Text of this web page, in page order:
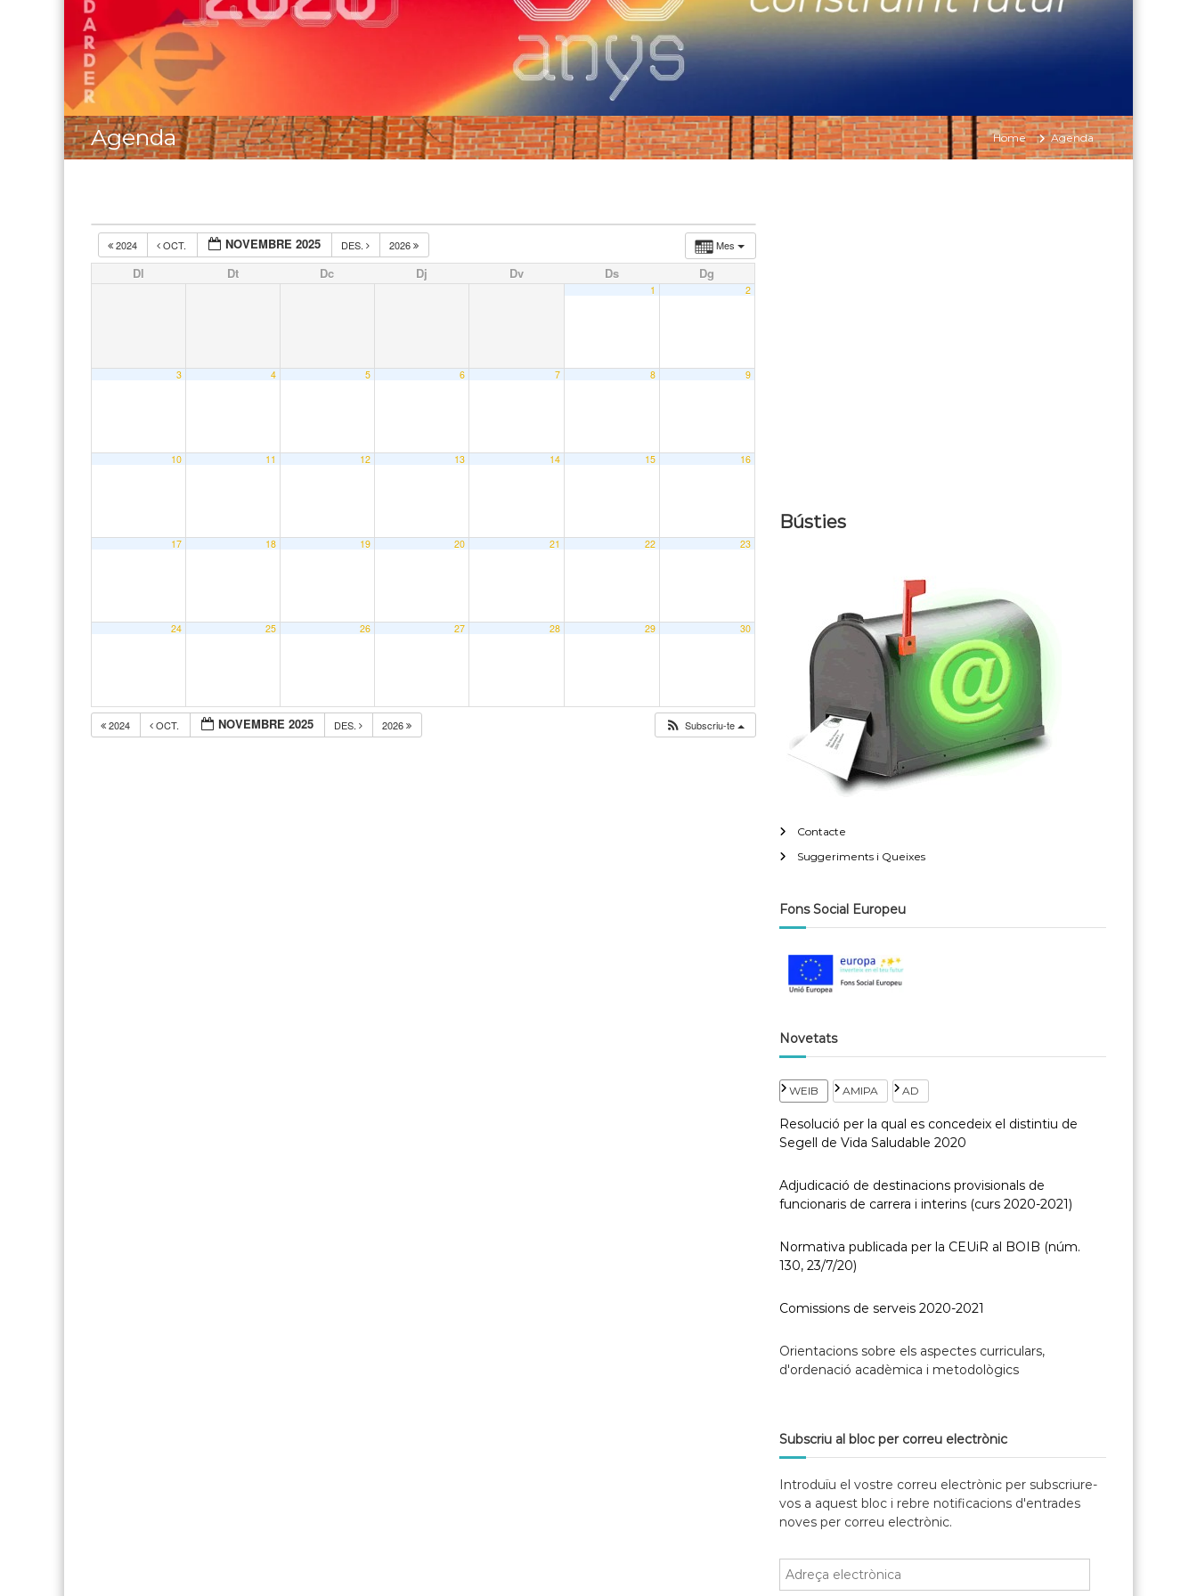
Agenda Home Agenda
Mes
2024 OCT. NOVEMBRE 2025 DES. 2026
Dl Dt Dc Dj Dv Ds Dg
1 2
3 4 5 6 7 8 9
10 11 12 13 14 15 16
17 18 19 20 21 22 23
24 25 26 27 28 29 30
2024 OCT. NOVEMBRE 2025 DES. 2026 Subscriu-te
Bústies
Contacte
Suggeriments i Queixes
Fons Social Europeu
Novetats
WEIB AMIPA AD
Resolució per la qual es concedeix el distintiu de
Segell de Vida Saludable 2020
Adjudicació de destinacions provisionals de
funcionaris de carrera i interins (curs 2020-2021)
Normativa publicada per la CEUiR al BOIB (núm.
130, 23/7/20)
Comissions de serveis 2020-2021
Orientacions sobre els aspectes curriculars,
d'ordenació acadèmica i metodològics
Subscriu al bloc per correu electrònic
Introduïu el vostre correu electrònic per subscriure-
vos a aquest bloc i rebre notificacions d'entrades
noves per correu electrònic.
d